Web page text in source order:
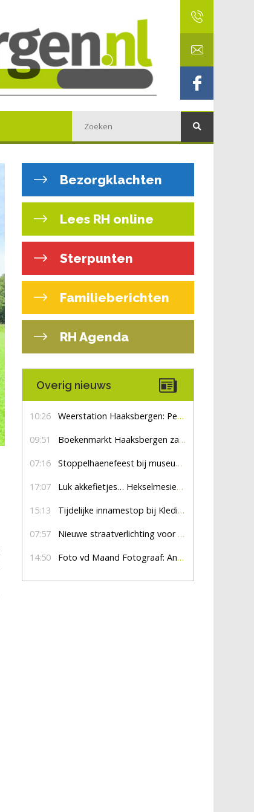
Bezorgklachten
Lees RH online
Sterpunten
Familieberichten
RH Agenda
Overig nieuws
10:26 Weerstation Haaksbergen: Perioden met zon en droog
09:51 Boekenmarkt Haaksbergen zaterdag 8 augustus, marktplein Haaksbergen
07:16 Stoppelhaenefeest bij museum De Lebbenbrugge
17:07 Luk akkefietjes… HekselmesienHarry
15:13 Tijdelijke innamestop bij Kledingbank Stefania
07:57 Nieuwe straatverlichting voor De Veldmaat en De Pas
14:50 Foto vd Maand Fotograaf: Anna Jalving